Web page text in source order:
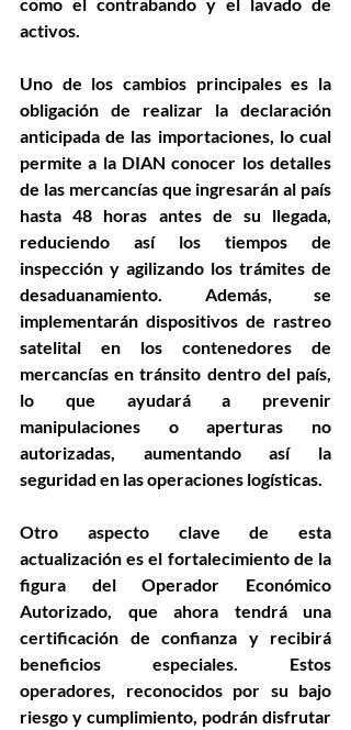
activos.
Uno de los cambios principales es la
obligación de realizar la declaración
anticipada de las importaciones, lo cual
permite a la DIAN conocer los detalles
de las mercancías que ingresarán al país
hasta 48 horas antes de su llegada,
reduciendo así los tiempos de
inspección y agilizando los trámites de
desaduanamiento. Además, se
implementarán dispositivos de rastreo
satelital en los contenedores de
mercancías en tránsito dentro del país,
lo que ayudará a prevenir
manipulaciones o aperturas no
autorizadas, aumentando así la
seguridad en las operaciones logísticas.
Otro aspecto clave de esta
actualización es el fortalecimiento de la
figura del Operador Económico
Autorizado, que ahora tendrá una
certificación de confianza y recibirá
beneficios especiales. Estos
operadores, reconocidos por su bajo
riesgo y cumplimiento, podrán disfrutar